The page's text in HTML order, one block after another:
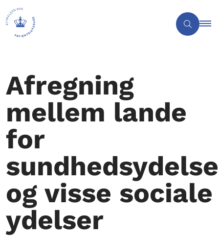
Afregning
mellem lande
for
og visse sociale
ydelser